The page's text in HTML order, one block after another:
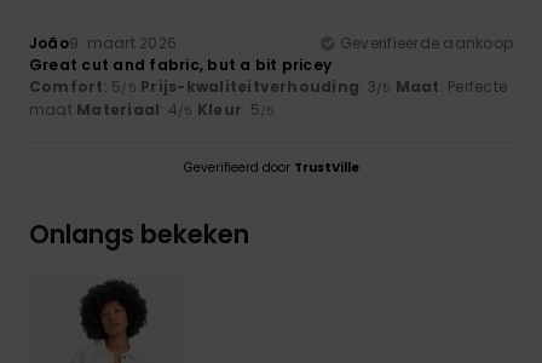
João9. maart 2026
Geverifieerde aankoop
Great cut and fabric, but a bit pricey
Comfort: 5/5 Prijs-kwaliteitverhouding: 3/5 Maat: Perfecte
maat Materiaal: 4/5 Kleur: 5/5
Geverifieerd door TrustVille
Onlangs bekeken